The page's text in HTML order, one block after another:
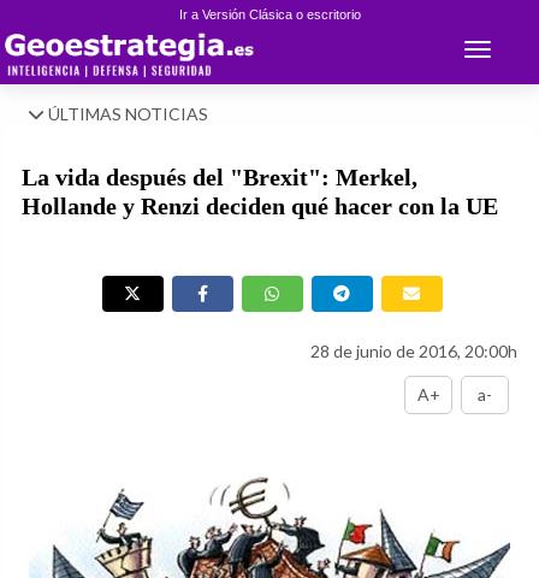
Ir a Versión Clásica o escritorio
Toggle
ÚLTIMAS NOTICIAS
La vida después del "Brexit": Merkel,
Hollande y Renzi deciden qué hacer con la UE
28 de junio de 2016, 20:00h
A+ a-